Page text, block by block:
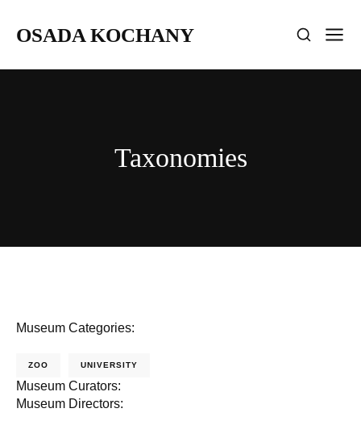
OSADA KOCHANY
Taxonomies
Museum Categories:
ZOO UNIVERSITY
Museum Curators:
Museum Directors: